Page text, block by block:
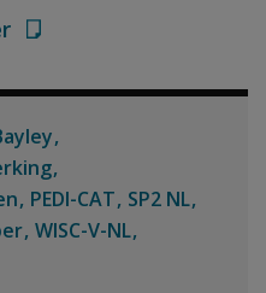
PEDI-CAT SP2 NL
WISC-V-NL